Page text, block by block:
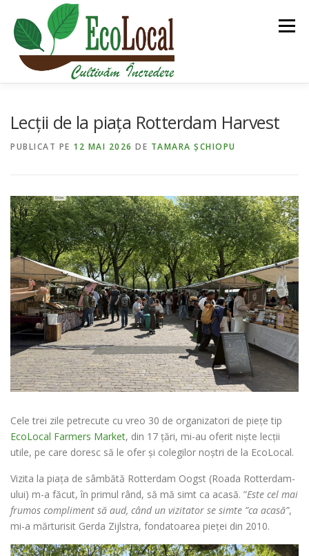
conținut
Meniu
ALTE PROIECTE
ROMÂNĂ
Lecții de la piața Rotterdam Harvest
PUBLICAT PE 12 MAI 2026 DE TAMARA ȘCHIOPU
Cele trei zile petrecute cu vreo 30 de organizatori de piețe tip
EcoLocal Farmers Market, din 17 țări, mi-au oferit niște lecții
utile, pe care doresc să le ofer și colegilor noștri de la EcoLocal.
Vizita la piața de sâmbătă Rotterdam Oogst (Roada Rotterdam-
ului) m-a făcut, în primul rând, să mă simt ca acasă. ”Este cel mai
frumos compliment să aud, când un vizitator se simte ”ca acasă”,
mi-a mărturisit Gerda Zijlstra, fondatoarea pieței din 2010.